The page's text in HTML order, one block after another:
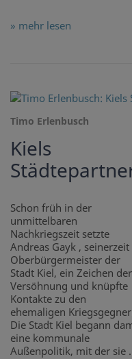
» mehr lesen
Timo Erlenbusch
Kiels
Schon früh in der
unmittelbaren
Nachkriegszeit setzte
Andreas Gayk , seinerzeit
Oberbürgermeister der
Stadt Kiel, ein Zeichen der
Versöhnung und knüpfte
Kontakte zu den
ehemaligen
Die Stadt Kiel begann
eine kommunale
Außenpolitik, mit der sie